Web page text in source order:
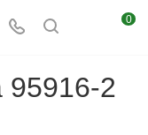
0
95916-2